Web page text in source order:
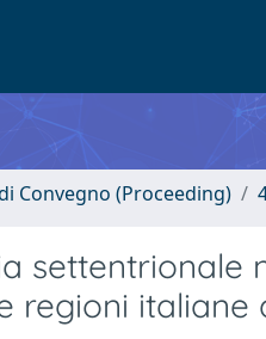
Convegno (Proceeding)
settentrionale
italiane